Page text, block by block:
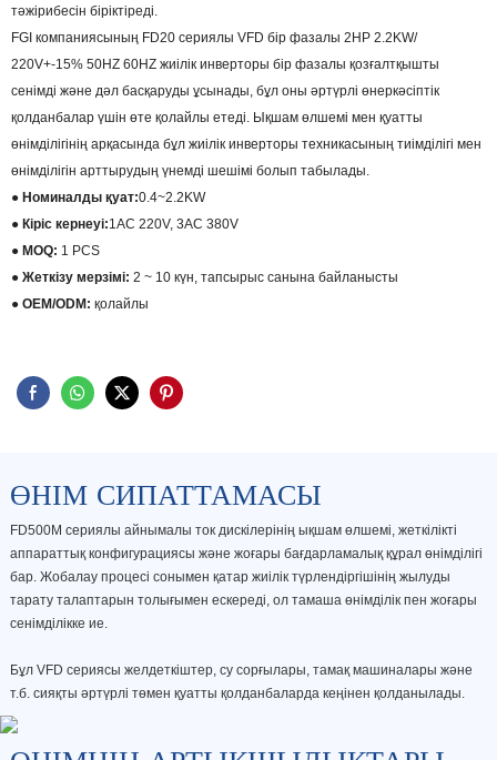
тәжірибесін біріктіреді.
FGI компаниясының FD20 сериялы VFD бір фазалы 2HP 2.2KW/
220V+-15% 50HZ 60HZ жиілік инверторы бір фазалы қозғалтқышты
сенімді және дәл басқаруды ұсынады, бұл оны әртүрлі өнеркәсіптік
қолданбалар үшін өте қолайлы етеді. Ықшам өлшемі мен қуатты
өнімділігінің арқасында бұл жиілік инверторы техникасының тиімділігі мен
өнімділігін арттырудың үнемді шешімі болып табылады.
● Номиналды қуат:0.4~2.2KW
● Кіріс кернеуі:1AC 220V, 3AC 380V
● MOQ: 1 PCS
● Жеткізу мерзімі: 2 ~ 10 күн, тапсырыс санына байланысты
● OEM/ODM: қолайлы
ӨНІМ СИПАТТАМАСЫ
FD500M сериялы айнымалы ток дискілерінің ықшам өлшемі, жеткілікті
аппараттық конфигурациясы және жоғары бағдарламалық құрал өнімділігі
бар. Жобалау процесі сонымен қатар жиілік түрлендіргішінің жылуды
тарату талаптарын толығымен ескереді, ол тамаша өнімділік пен жоғары
сенімділікке ие.
Бұл VFD сериясы желдеткіштер, су сорғылары, тамақ машиналары және
т.б. сияқты әртүрлі төмен қуатты қолданбаларда кеңінен қолданылады.